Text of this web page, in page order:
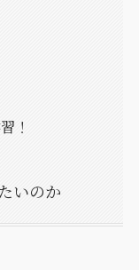
！
いのか